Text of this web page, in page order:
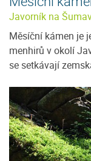
Javorník na
Měsíční kámen je
menhirů v okolí
se setkávají